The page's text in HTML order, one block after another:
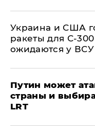
Украина и США
ракеты для С-
ожидаются у ВСУ
Путин может
страны и
LRT